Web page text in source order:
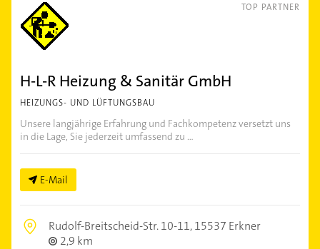
TOP PARTNER
H-L-R Heizung & Sanitär GmbH
HEIZUNGS- UND LÜFTUNGSBAU
Unsere langjährige Erfahrung und Fachkompetenz versetzt uns
in die Lage, Sie jederzeit umfassend zu ...
E-Mail
Rudolf-Breitscheid-Str. 10-11,15537 Erkner
2,9 km